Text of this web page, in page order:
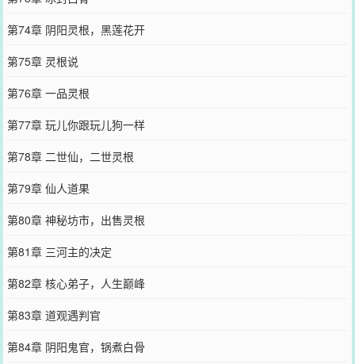
第74章 阴阳灵根，黑莲花开
第75章 灵根说
第76章 一品灵根
第77章 玩儿你跟玩儿狗一样
第78章 二世仙，二世灵根
第79章 仙人道果
第80章 神秘坊市，出售灵根
第81章 三河主的决定
第82章 核心弟子，人生巅峰
第83章 道观遇判官
第84章 阴阳鬼官，锅煮白骨